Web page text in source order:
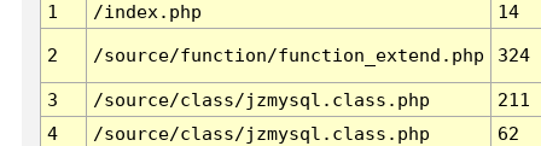
1
/index.php 14
2 /source/function/function_extend.php 324
3 /source/class/jzmysql.class.php
211
4
/source/class/jzmysql.class.php
62